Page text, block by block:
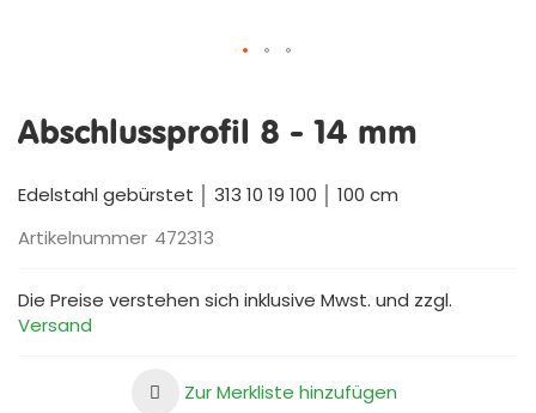
der
Abschlussprofil 8 - 14 mm
Edelstahl gebürstet │ 313 10 19 100 │ 100 cm
Artikelnummer 472313
Die Preise verstehen sich inklusive Mwst. und zzgl.
Versand
Zur Merkliste hinzufügen